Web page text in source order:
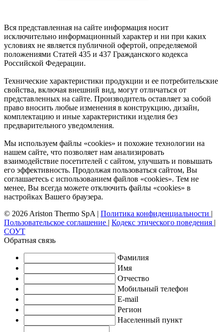
Вся представленная на сайте информация носит
исключительно информационный характер и ни при каких
условиях не является публичной офертой, определяемой
положениями Статей 435 и 437 Гражданского кодекса
Российской Федерации.
Технические характеристики продукции и ее потребительские
свойства, включая внешний вид, могут отличаться от
представленных на сайте. Производитель оставляет за собой
право вносить любые изменения в конструкцию, дизайн,
комплектацию и иные характеристики изделия без
предварительного уведомления.
Мы используем файлы «cookies» и похожие технологии на
нашем сайте, что позволяет нам анализировать
взаимодействие посетителей с сайтом, улучшать и повышать
его эффективность. Продолжая пользоваться сайтом, Вы
соглашаетесь с использованием файлов «cookies». Тем не
менее, Вы всегда можете отключить файлы «cookies» в
настройках Вашего браузера.
© 2026 Ariston Thermo SpA | Политика конфиденциальности |
Пользовательское соглашение | Кодекс этического поведения |
СОУТ
Обратная связь
Фамилия
Имя
Отчество
Мобильный телефон
E-mail
Регион
Населенный пункт